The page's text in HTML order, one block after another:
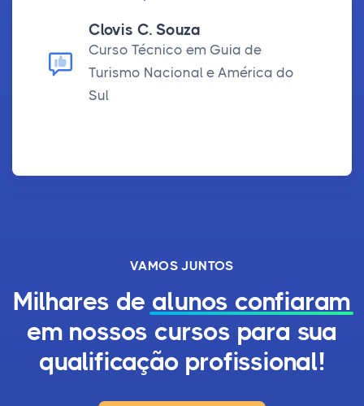
Clovis C. Souza
Curso Técnico em Guia de
Turismo Nacional e América do
Sul
VAMOS JUNTOS
Milhares de alunos confiaram
em nossos cursos para sua
qualificação profissional!